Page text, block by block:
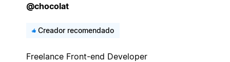
@chocolat
Creador recomendado
Freelance Front-end Developer